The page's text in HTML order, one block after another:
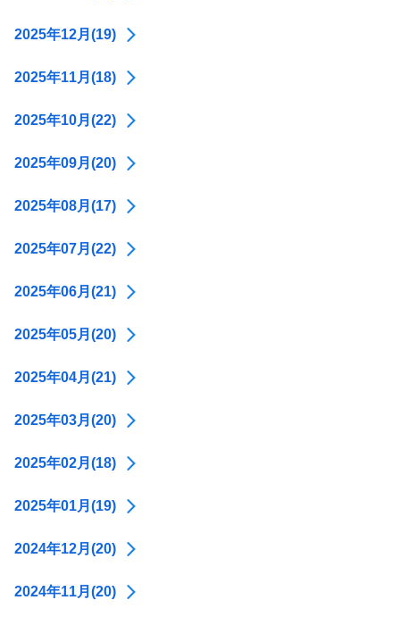
2025年12月(19)
2025年11月(18)
2025年10月(22)
2025年09月(20)
2025年08月(17)
2025年07月(22)
2025年06月(21)
2025年05月(20)
2025年04月(21)
2025年03月(20)
2025年02月(18)
2025年01月(19)
2024年12月(20)
2024年11月(20)